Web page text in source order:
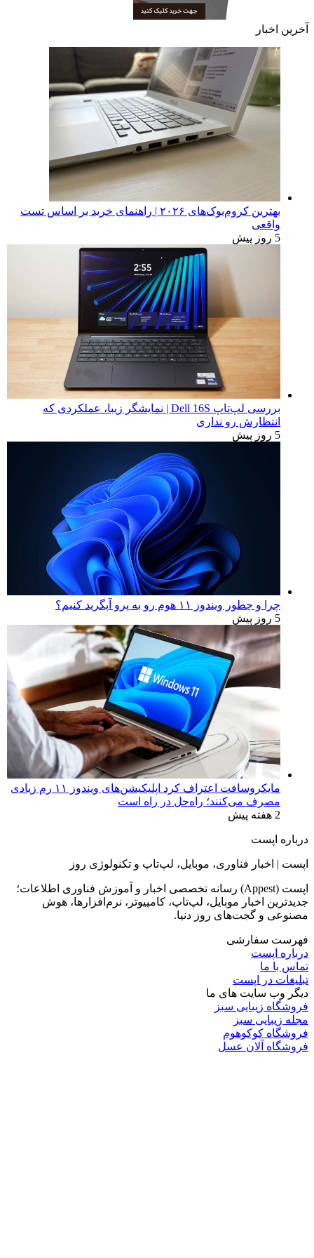
آخرین اخبار
بهترین کروم‌بوک‌های ۲۰۲۶ | راهنمای خرید بر اساس تست
واقعی
5 روز پیش
بررسی لپ‌تاپ Dell 16S | نمایشگر زیبا، عملکردی که
انتظارش رو نداری
5 روز پیش
چرا و چطور ویندوز ۱۱ هوم رو به پرو آپگرید کنیم؟
5 روز پیش
مایکروسافت اعتراف کرد اپلیکیشن‌های ویندوز ۱۱ رم زیادی
مصرف می‌کنند؛ راه‌حل در راه است
2 هفته پیش
درباره اپست
اپست | اخبار فناوری، موبایل، لپ‌تاپ و تکنولوژی روز
اپست (Appest) رسانه تخصصی اخبار و آموزش فناوری اطلاعات؛
جدیدترین اخبار موبایل، لپ‌تاپ، کامپیوتر، نرم‌افزارها، هوش
مصنوعی و گجت‌های روز دنیا.
فهرست سفارشی
درباره اپست
تماس با ما
تبلیغات در اپست
دیگر وب سایت های ما
فروشگاه زیبایی سبز
مجله زیبایی سبز
فروشگاه کوکوهوم
فروشگاه آلان عسل